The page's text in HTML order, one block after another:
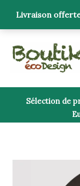
Livraison
contenu
Sélection de